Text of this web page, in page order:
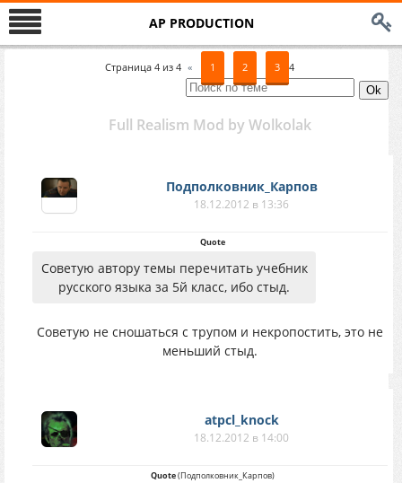
AP PRODUCTION
Страница 4 из 4 « 1 2 3 4
Full Realism Mod by Wolkolak
Подполковник_Карпов
18.12.2012 в 13:36
Quote
Советую автору темы перечитать учебник
русского языка за 5й класс, ибо стыд.
Советую не сношаться с трупом и некропостить, это не
меньший стыд.
atpcl_knock
18.12.2012 в 14:00
Quote(Подполковник_Карпов)